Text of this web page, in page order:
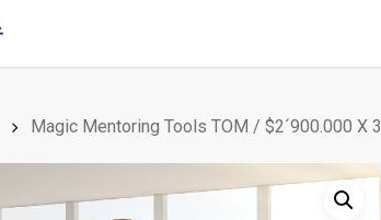
Magic Mentoring Tools TOM / $2´900.000 X 3